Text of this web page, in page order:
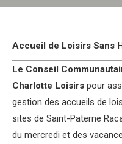
Accueil de Loisirs Sans
Le Conseil
Charlotte Loisirs pour
gestion des accueils de
sites de Saint-Paterne
du mercredi et des